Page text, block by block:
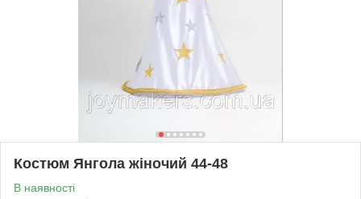
Костюм Янгола жіночий 44-48
В наявності